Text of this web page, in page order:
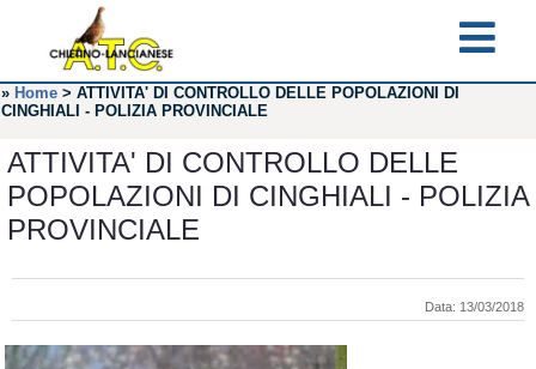
» Home > ATTIVITA' DI CONTROLLO DELLE POPOLAZIONI DI
CINGHIALI - POLIZIA PROVINCIALE
ATTIVITA' DI CONTROLLO DELLE
POPOLAZIONI DI CINGHIALI - POLIZIA
PROVINCIALE
Data: 13/03/2018